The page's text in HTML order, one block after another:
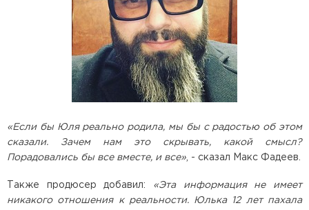
«Если бы Юля реально родила, мы бы с радостью об этом
сказали. Зачем нам это скрывать, какой смысл?
Порадовались бы все вместе, и все» , - сказал Макс Фадеев.
Также продюсер добавил: «Эта информация не имеет
никакого отношения к реальности. Юлька 12 лет пахала